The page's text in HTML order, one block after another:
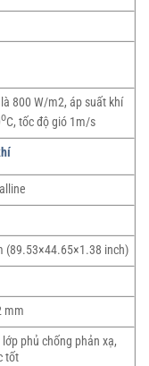
800 W/m2, áp suất khí
oC, tốc độ gió 1m/s
(89.53×44.65×1.38 inch)
mm
phủ chống phản xạ,
tốt